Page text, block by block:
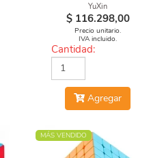
YuXin
$ 116.298,00
Precio unitario.
IVA incluido.
Cantidad:
Agregar
MÁS VENDIDO